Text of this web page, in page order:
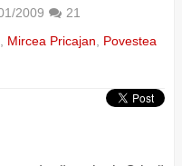
2009
21
Mircea Pricajan
Povestea